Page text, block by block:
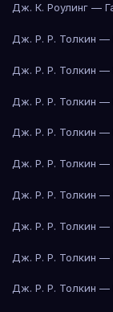
Дж. К. Роулинг —
Дж. Р. Р. Толкин —
Дж. Р. Р. Толкин —
Дж. Р. Р. Толкин —
Дж. Р. Р. Толкин —
Дж. Р. Р. Толкин —
Дж. Р. Р. Толкин —
Дж. Р. Р. Толкин —
Дж. Р. Р. Толкин —
Дж. Р. Р. Толкин —